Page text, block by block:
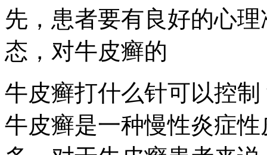
先，患者要有良好的心
态，对牛皮癣的
牛皮癣打什么针可以控
牛皮癣是一种慢性炎症